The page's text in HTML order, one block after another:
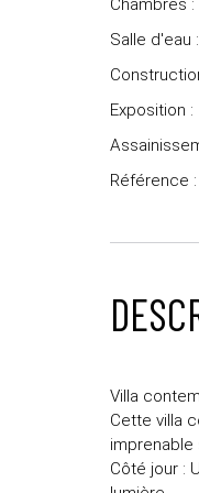
Chambres :
Salle d'eau :
Exposition :
Référence :
Villa
Cette villa
imprenable
Côté jour :